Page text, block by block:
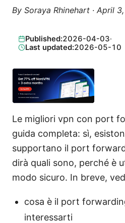
By Soraya Rhinehart · April
Published:2026-04-03·
Last updated:2026-05-10
Le migliori vpn con port
guida completa: sì,
supportano il port
dirà quali sono, perché è
modo sicuro. In breve,
cosa è il port
interessarti